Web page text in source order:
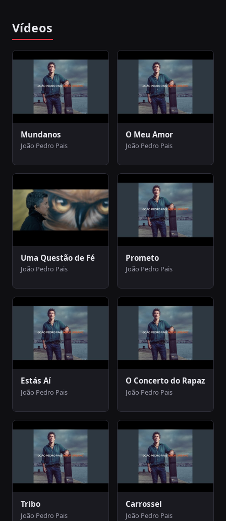
Vídeos
Mundanos
João Pedro Pais
O Meu Amor
João Pedro Pais
Uma Questão de Fé
João Pedro Pais
Prometo
João Pedro Pais
Estás Aí
João Pedro Pais
O Concerto do Rapaz
João Pedro Pais
Tribo
João Pedro Pais
Carrossel
João Pedro Pais